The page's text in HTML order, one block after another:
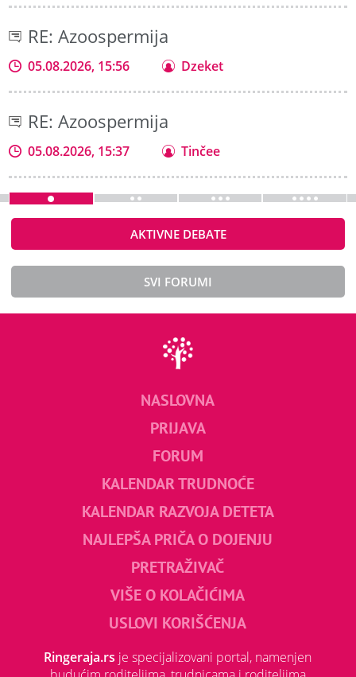
RE: Azoospermija
05.08.2026, 15:56 Dzeket
RE: Azoospermija
05.08.2026, 15:37 Tinčee
AKTIVNE DEBATE
SVI FORUMI
NASLOVNA
PRIJAVA
FORUM
KALENDAR TRUDNOĆE
KALENDAR RAZVOJA DETETA
NAJLEPŠA PRIČA O DOJENJU
PRETRAŽIVAČ
VIŠE O KOLAČIĆIMA
USLOVI KORIŠĆENJA
Ringeraja.rs je specijalizovani portal, namenjen